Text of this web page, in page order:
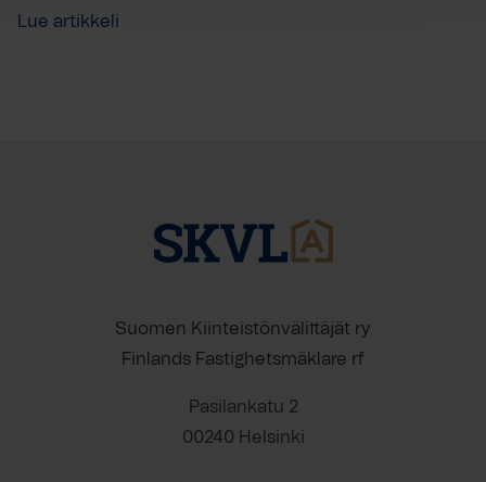
Lue artikkeli
Suomen Kiinteistönvälittäjät ry
Finlands Fastighetsmäklare rf
Pasilankatu 2
00240 Helsinki